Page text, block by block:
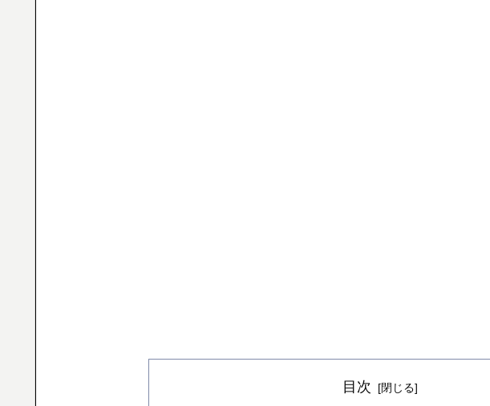
目次